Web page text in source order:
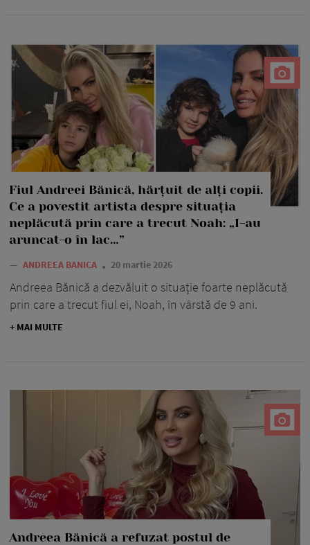
Fiul Andreei Bănică, hărțuit de alți copii.
Ce a povestit artista despre situația
neplăcută prin care a trecut Noah: „I-au
aruncat-o în lac…”
— ANDREEA BANICA 20 martie 2026
Andreea Bănică a dezvăluit o situație foarte neplăcută
prin care a trecut fiul ei, Noah, în vârstă de 9 ani.
+ MAI MULTE
Andreea Bănică a refuzat postul de